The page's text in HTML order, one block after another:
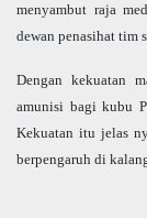
menyambut raja
dewan penasihat tim
Dengan kekuatan
amunisi bagi kubu
Kekuatan itu jelas
berpengaruh di